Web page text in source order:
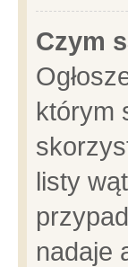
Czym
którym
listy
nadaje